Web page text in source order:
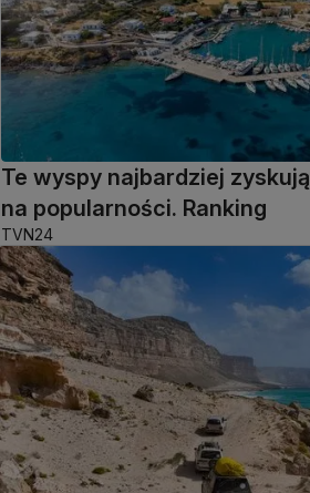
Te wyspy najbardziej zyskują
na popularności. Ranking
TVN24